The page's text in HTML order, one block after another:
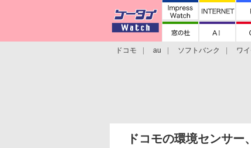
ドコモ au ソフトバンク ワ
ドコモの環境センサ